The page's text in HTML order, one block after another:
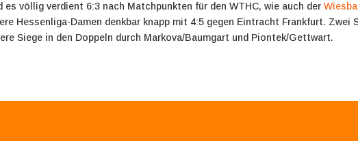
es völlig verdient 6:3 nach Matchpunkten für den WTHC, wie auch der
Hessenliga-Damen denkbar knapp mit 4:5 gegen Eintracht Frankfurt. Zwei
Siege in den Doppeln durch Markova/Baumgart und Piontek/Gettwart.